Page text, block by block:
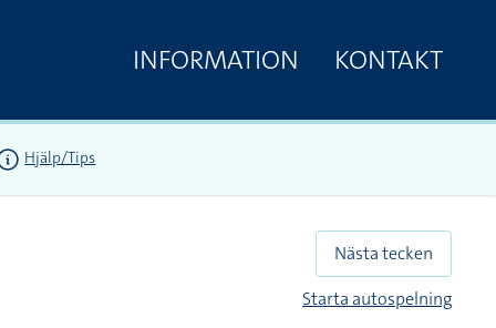
INFORMATION KONTAKT
Hjälp/Tips
Nästa tecken
Starta autospelning